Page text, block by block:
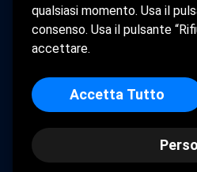
BAGNO CATERINA
qualsiasi momento. Usa il
consenso. Usa il pulsante
accettare.
Accetta Tutto